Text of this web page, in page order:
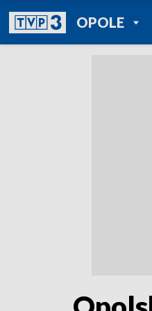
OPOLE
POWRÓT
TVP